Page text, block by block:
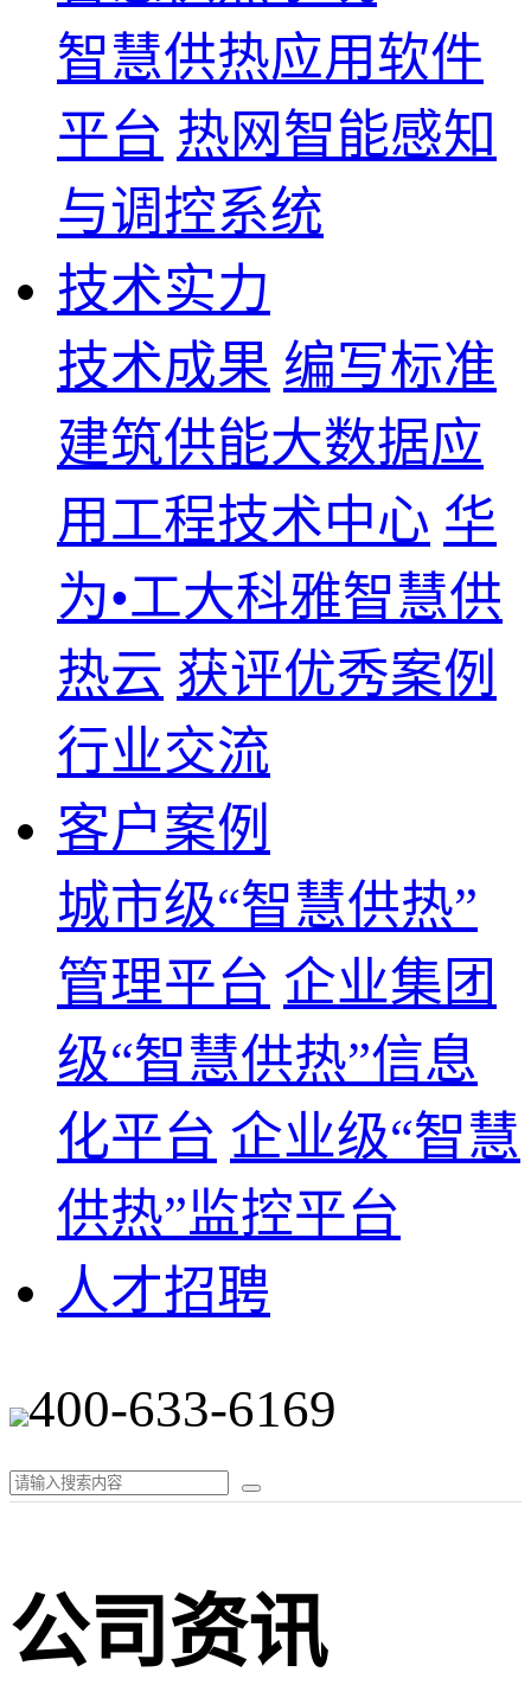
智慧供热应用软件
平台 热网智能感知
与调控系统
技术实力
技术成果 编写标准
建筑供能大数据应
用工程技术中心 华
为•工大科雅智慧供
热云 获评优秀案例
行业交流
客户案例
城市级“智慧供热”
管理平台 企业集团
级“智慧供热”信息
化平台 企业级“智慧
供热”监控平台
人才招聘
400-633-6169
公司资讯